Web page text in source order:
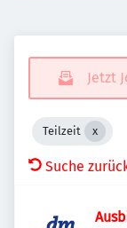
Jetzt
Teilzeit
Suche